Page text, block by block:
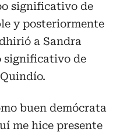
significativo de
y posteriormente
a Sandra
significativo de
buen demócrata
me hice presente